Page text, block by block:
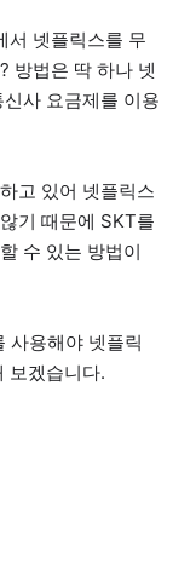
서 넷플릭스를 무
방법은 딱 하나 넷
사 요금제를 이용
고 있어 넷플릭스
기 때문에 SKT를
수 있는 방법이
사용해야 넷플릭
보겠습니다.